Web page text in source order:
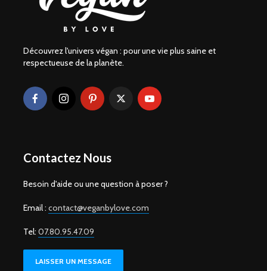
Découvrez l'univers végan : pour une vie plus saine et
respectueuse de la planète.
Contactez Nous
Besoin d'aide ou une question à poser ?
Email : contact@veganbylove.com
Tel: 07.80.95.47.09
LAISSER UN MESSAGE